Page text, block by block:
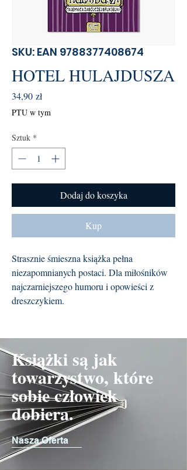
SKU: EAN 9788377408674
HOTEL HULAJDUSZA
34,90 złCena
PTU w tym
Sztuk *
Dodaj do koszyka
Kup
Strasznie śmieszna książka pełna
niezapomnianych postaci. Dla miłośników
najczarniejszego humoru i opowieści z
dreszczykiem.
Książki są jak
towarzystwo, które
sobie człowiek
dobiera.
Nasza Oferta